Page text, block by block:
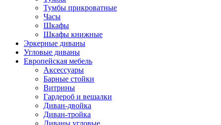
Тумбы прикроватные
Часы
Шкафы
Шкафы книжные
Эркерные диваны
Угловые диваны
Европейская мебель
Аксессуары
Барные стойки
Витрины
Гардероб и вешалки
Диван-двойка
Диван-тройка
Диваны угловые